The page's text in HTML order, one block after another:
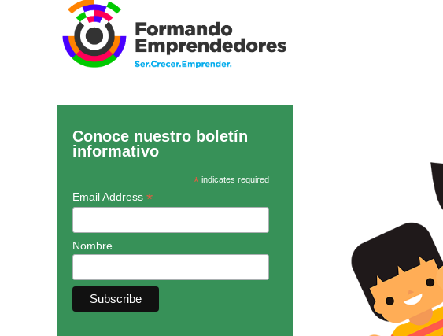
Conoce nuestro boletín
informativo
*indicates required
Email Address *
Nombre